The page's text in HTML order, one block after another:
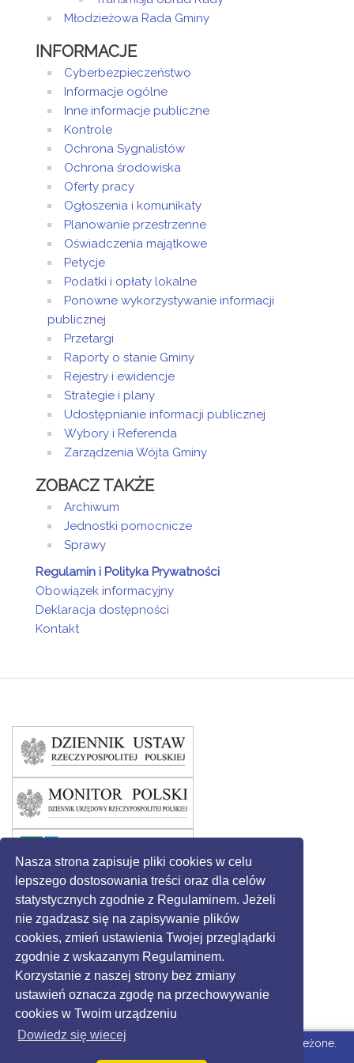
Nasza strona zapisuje pliki cookies w celu
lepszego dostosowania treści oraz dla celów
statystycznych zgodnie z Regulaminem. Jeżeli
nie zgadzasz się na zapisywanie plików
cookies, zmień ustawienia Twojej przeglądarki
zgodnie z wskazanym Regulaminem.
Korzystanie z naszej strony bez zmiany
ustawień oznacza zgodę na przechowywanie
cookies w Twoim urządzeniu
Dowiedz się wiecej
Młodzieżowa Rada Gminy
INFORMACJE
Cyberbezpieczeństwo
Informacje ogólne
Inne informacje publiczne
Kontrole
Ochrona Sygnalistów
Ochrona środowiska
Oferty pracy
Ogłoszenia i komunikaty
Planowanie przestrzenne
Oświadczenia majątkowe
Petycje
Podatki i opłaty lokalne
Ponowne wykorzystywanie informacji
publicznej
Przetargi
Raporty o stanie Gminy
Rejestry i ewidencje
Strategie i plany
Udostępnianie informacji publicznej
Wybory i Referenda
Zarządzenia Wójta Gminy
ZOBACZ TAKŻE
Archiwum
Jednostki pomocnicze
Sprawy
Regulamin i Polityka Prywatności
Obowiązek informacyjny
Deklaracja dostępności
Kontakt
© 2016 - Gmina Święciechowa. Wszystkie prawa zastrzeżone.